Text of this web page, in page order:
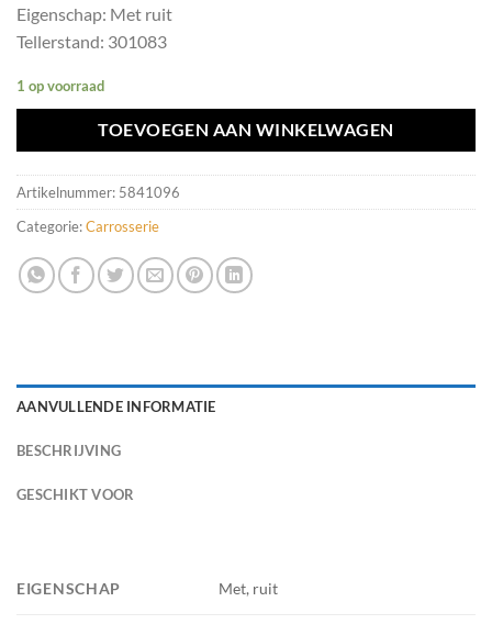
Eigenschap: Met ruit
Tellerstand: 301083
1 op voorraad
TOEVOEGEN AAN WINKELWAGEN
Artikelnummer: 5841096
Categorie:Carrosserie
AANVULLENDE INFORMATIE
BESCHRIJVING
GESCHIKT VOOR
EIGENSCHAP Met, ruit